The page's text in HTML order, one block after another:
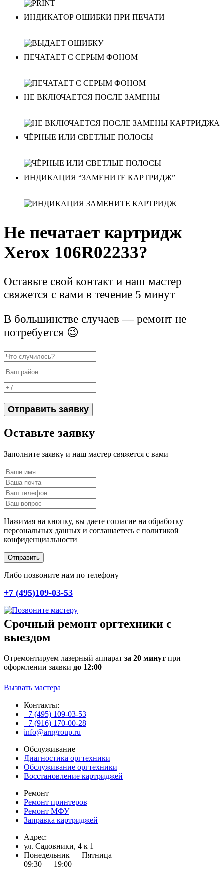
ИНДИКАТОР ОШИБКИ ПРИ ПЕЧАТИ
ПЕЧАТАЕТ С СЕРЫМ ФОНОМ
НЕ ВКЛЮЧАЕТСЯ ПОСЛЕ ЗАМЕНЫ
ЧЁРНЫЕ ИЛИ СВЕТЛЫЕ ПОЛОСЫ
ИНДИКАЦИЯ “ЗАМЕНИТЕ КАРТРИДЖ”
Не печатает картридж
Xerox 106R02233?
Оставьте свой контакт и наш мастер
свяжется с вами в течение 5 минут
В большинстве случаев — ремонт не
потребуется 😉
Отправить заявку
Оставьте заявку
Заполните заявку и наш мастер свяжется с вами
Нажимая на кнопку, вы даете согласие на обработку
персональных данных и соглашаетесь c политикой
конфиденциальности
Отправить
Либо позвоните нам по телефону
+7 (495)109-03-53
Срочный ремонт оргтехники с
выездом
Отремонтируем лазерный аппарат за 20 минут при
оформлении заявки до 12:00
Вызвать мастера
Контакты:
+7 (495) 109-03-53
+7 (916) 170-00-28
info@arngroup.ru
Обслуживание
Диагностика оргтехники
Обслуживание оргтехники
Восстановление картриджей
Ремонт
Ремонт принтеров
Ремонт МФУ
Заправка картриджей
Адрес:
ул. Садовники, 4 к 1
Понедельник — Пятница
09:30 — 19:00